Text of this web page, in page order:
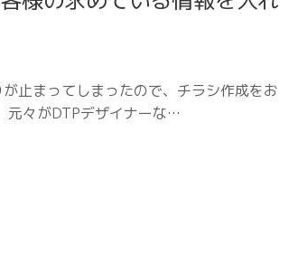
止まってしまったので、チラシ作成をお
元々がDTPデザイナーな…